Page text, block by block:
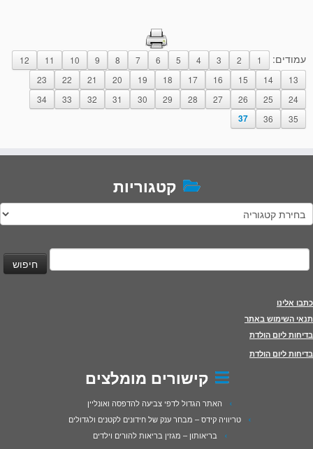
עמודים: 1
2
3
4
5
6
7
8
9
10
11
12
13
14
15
16
17
18
19
20
21
22
23
24
25
26
27
28
29
30
31
32
33
34
35
36
37
קטגוריות
קטגוריות
כתבו אלינו
תנאי השימוש באתר
בדיחות ליום הולדת
בדיחות ליום הולדת
קישורים מומלצים
האתר הגדול לדפי צביעה להדפסה ואונליין
טריוויה קידס – מבחר ענק של חידונים לקטנים ולגדולים
בריאותון – מגזין בריאות להורים וילדים